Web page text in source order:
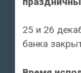
25 и 26
банка